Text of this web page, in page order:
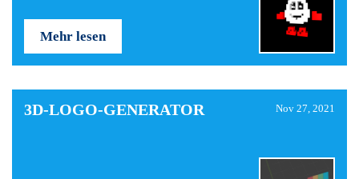
Mehr lesen
3D-LOGO-GENERATOR Nov 27, 2021